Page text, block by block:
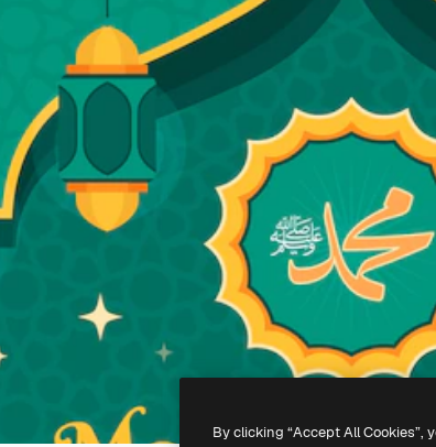
By clicking “Accept All Cookies”,